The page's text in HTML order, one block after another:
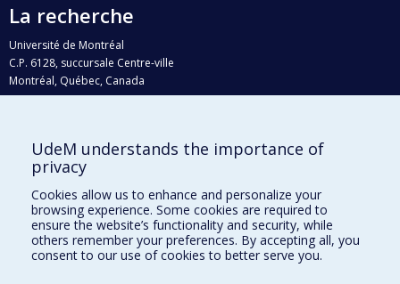
La recherche
Université de Montréal
C.P. 6128, succursale Centre-ville
Montréal, Québec, Canada
H3C 3J7
Qui fait quoi?
Nous trouver
Plan du site
Accessibilité
UdeM understands the importance of
privacy
Cookies allow us to enhance and personalize your
browsing experience. Some cookies are required to
ensure the website’s functionality and security, while
others remember your preferences. By accepting all, you
consent to our use of cookies to better serve you.